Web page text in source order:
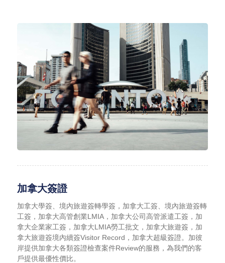
加拿大簽證
加拿大學簽、境內旅遊簽轉學簽，加拿大工簽、境內旅遊簽轉
工簽，加拿大高管創業LMIA，加拿大公司高管派遣工簽，加
拿大企業家工簽，加拿大LMIA勞工批文，加拿大旅遊簽，加
拿大旅遊簽境內續簽Visitor Record，加拿大超級簽證。加彼
岸提供加拿大各類簽證檢查案件Review的服務，為我們的客
戶提供最優性價比。